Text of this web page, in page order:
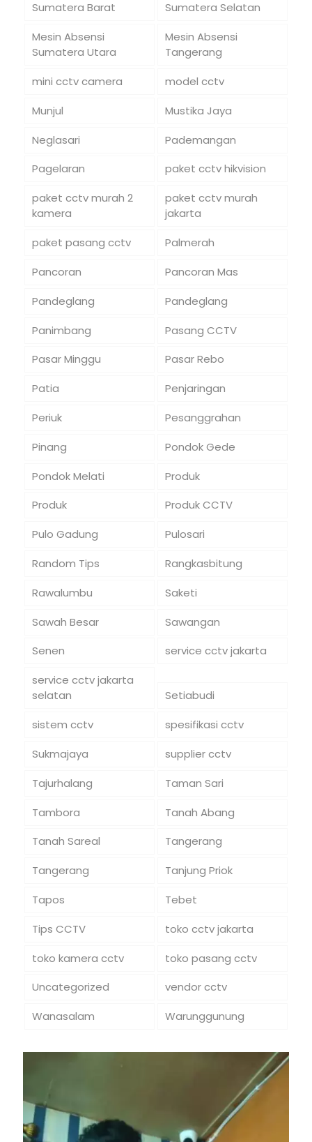
Sumatera Barat
Sumatera Selatan
Mesin Absensi
Sumatera Utara
Mesin Absensi
Tangerang
mini cctv camera
model cctv
Munjul
Mustika Jaya
Neglasari
Pademangan
Pagelaran
paket cctv hikvision
paket cctv murah 2
kamera
paket cctv murah
jakarta
paket pasang cctv
Palmerah
Pancoran
Pancoran Mas
Pandeglang
Pandeglang
Panimbang
Pasang CCTV
Pasar Minggu
Pasar Rebo
Patia
Penjaringan
Periuk
Pesanggrahan
Pinang
Pondok Gede
Pondok Melati
Produk
Produk
Produk CCTV
Pulo Gadung
Pulosari
Random Tips
Rangkasbitung
Rawalumbu
Saketi
Sawah Besar
Sawangan
Senen
service cctv jakarta
service cctv jakarta
selatan
Setiabudi
sistem cctv
spesifikasi cctv
Sukmajaya
supplier cctv
Tajurhalang
Taman Sari
Tambora
Tanah Abang
Tanah Sareal
Tangerang
Tangerang
Tanjung Priok
Tapos
Tebet
Tips CCTV
toko cctv jakarta
toko kamera cctv
toko pasang cctv
Uncategorized
vendor cctv
Wanasalam
Warunggunung